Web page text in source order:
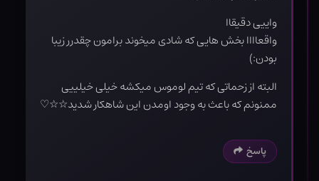
واییی دقیقاا
واقعاااا بخش هایی که شادی میخوند برامون چقدرر زیبا
بودن:)
البته از زحماتی که تیم لوموس میکشه خیلی خیلییی
ممنونم که باعث به وجود اومدن این شاهکار شدید☆☆♡
پاسخ